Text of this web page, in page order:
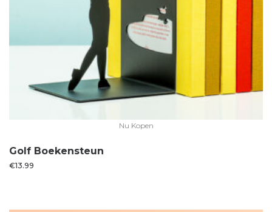
Nu Kopen
Golf Boekensteun
€13.99